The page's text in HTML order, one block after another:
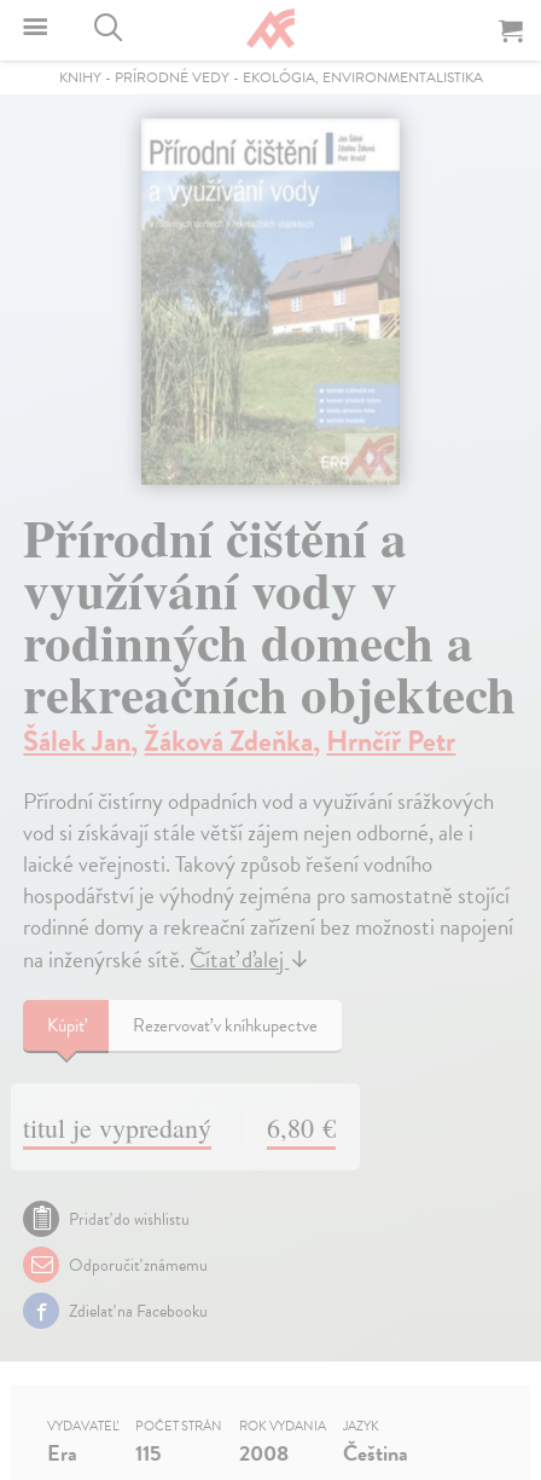
KNIHY- PRÍRODNÉ VEDY- EKOLÓGIA, ENVIRONMENTALISTIKA
Přírodní čištění a
využívání vody v
rodinných domech a
rekreačních objektech
Šálek Jan,Žáková Zdeňka,Hrnčíř Petr
Přírodní čistírny odpadních vod a využívání srážkových
vod si získávají stále větší zájem nejen odborné, ale i
laické veřejnosti. Takový způsob řešení vodního
hospodářství je výhodný zejména pro samostatně stojící
rodinné domy a rekreační zařízení bez možnosti napojení
na inženýrské sítě.Čítať ďalej↓
Kúpiť Rezervovať v kníhkupectve
titul je vypredaný 6,80 €
Pridať do wishlistu
Odporučiť známemu
Zdielať na Facebooku
VYDAVATEĽ
Era
POČET STRÁN
115
ROK VYDANIA
2008
JAZYK
Čeština